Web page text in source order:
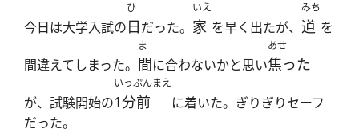
今日は大学入試の
ひ
日だった。
いえ
家 を早く出たが、
みち
道 を
間違えてしまった。
ま
間に合わないかと思い
あせ
焦った
が、試験開始の
いっぷんまえ
1分前
に着いた。ぎりぎりセーフ
だった。